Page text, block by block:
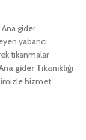
Ana gider
yabancı
tıkanmalar
gider Tıkanıklığı
hizmet